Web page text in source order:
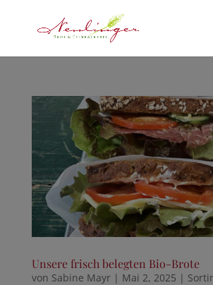
Unsere frisch belegten Bio-Brote
von Sabine Mayr| Mai 2, 2025 |